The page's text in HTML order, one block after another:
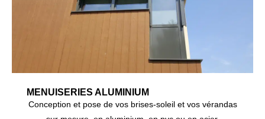
MENUISERIES ALUMINIUM
Conception et pose de vos brises-soleil et vos vérandas